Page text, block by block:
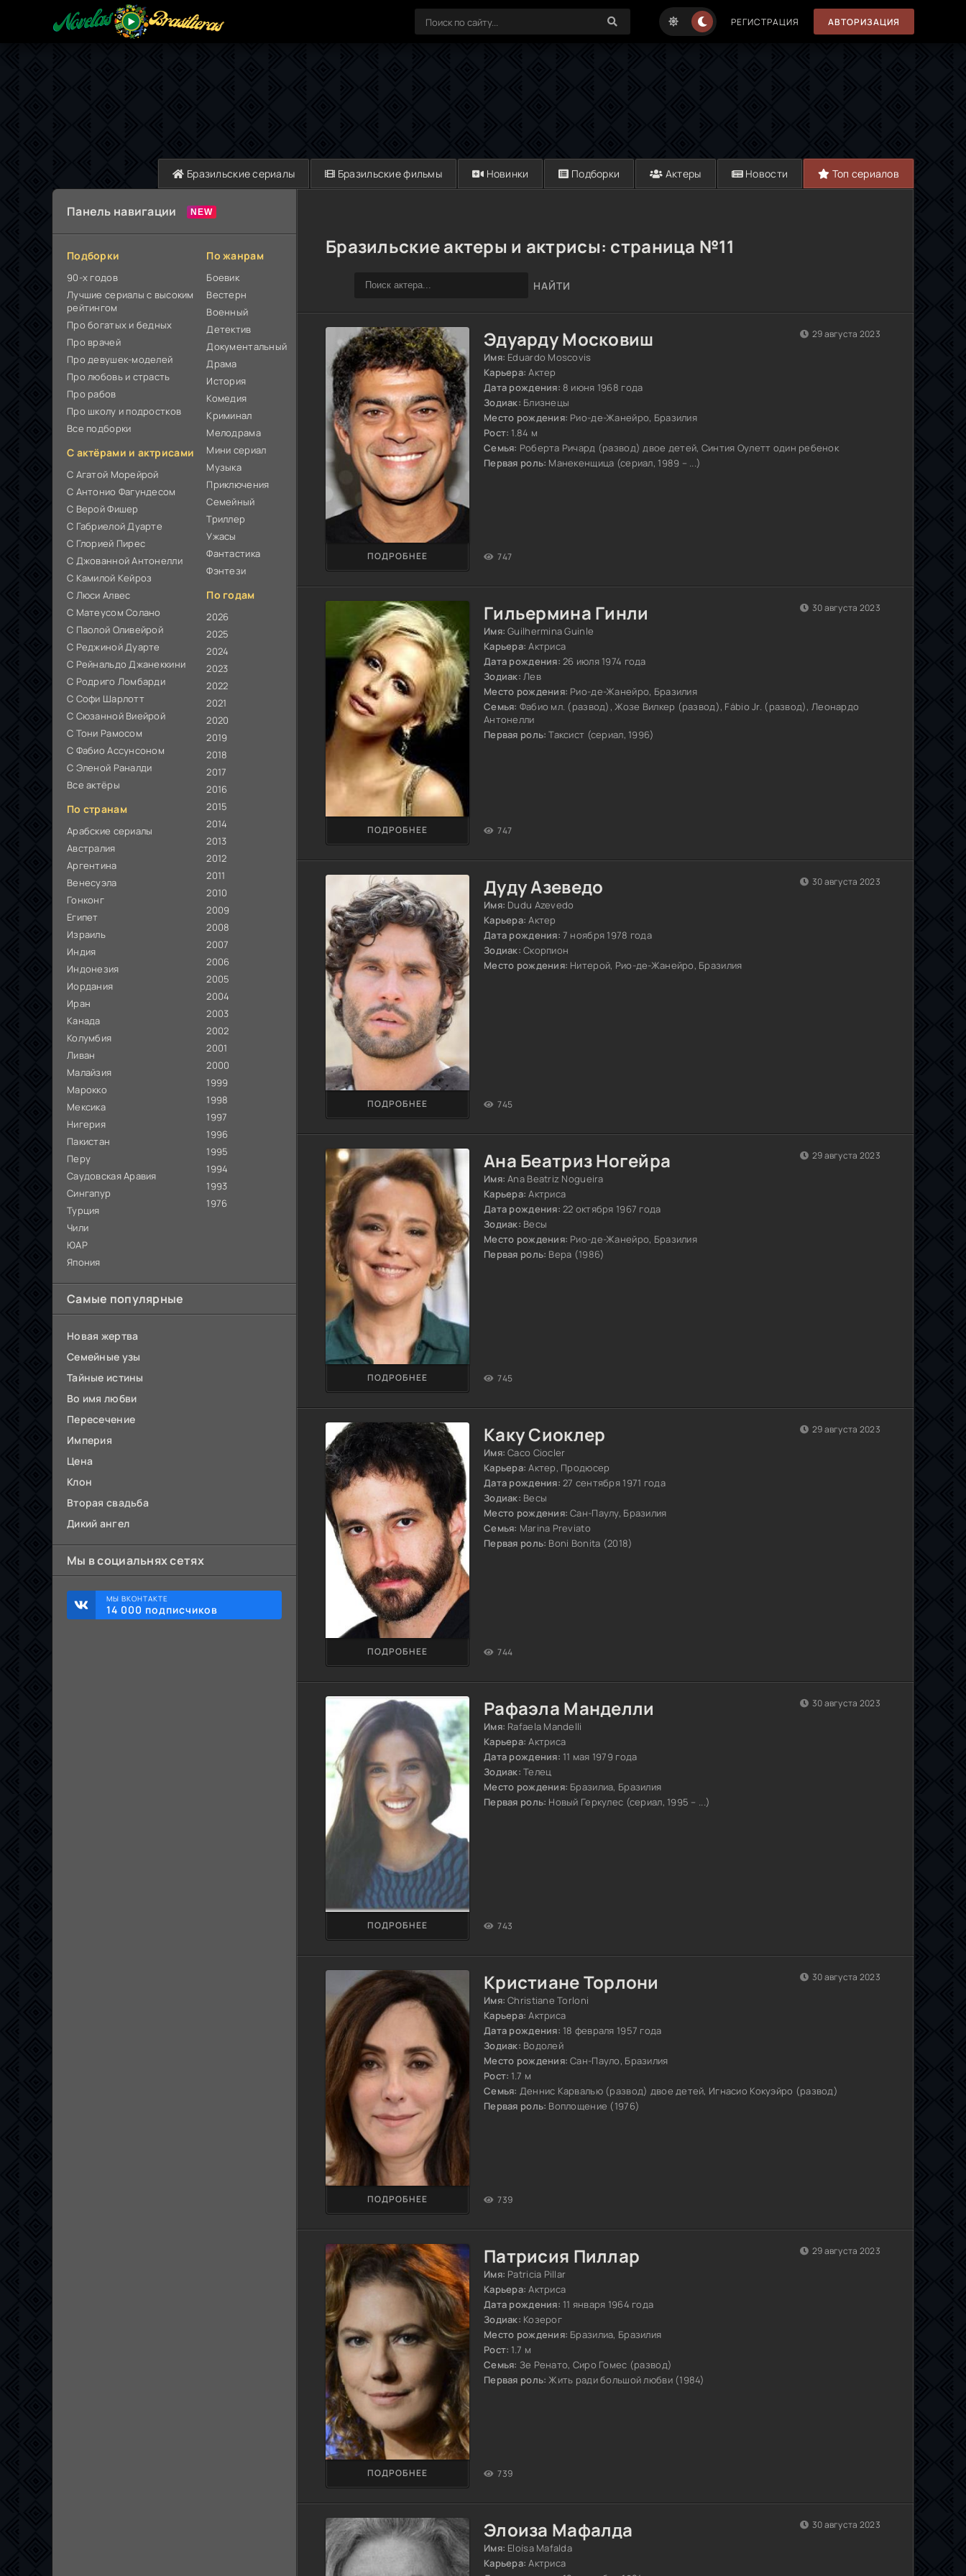
РЕГИСТРАЦИЯ АВТОРИЗАЦИЯ
Бразильские сериалы Бразильские фильмы Новинки Подборки Актеры Новости Топ сериалов
Панель навигации
Подборки
90-х годов
Лучшие сериалы с высоким
рейтингом
Про богатых и бедных
Про врачей
Про девушек-моделей
Про любовь и страсть
Про рабов
Про школу и подростков
Все подборки
С актёрами и актрисами
С Агатой Морейрой
С Антонио Фагундесом
С Верой Фишер
С Габриелой Дуарте
С Глорией Пирес
С Джованной Антонелли
С Камилой Кейроз
С Люси Алвес
С Матеусом Солано
С Паолой Оливейрой
С Реджиной Дуарте
С Рейнальдо Джанеккини
С Родриго Ломбарди
С Софи Шарлотт
С Сюзанной Виейрой
С Тони Рамосом
С Фабио Ассунсоном
С Эленой Раналди
Все актёры
По странам
Арабские сериалы
Австралия
Аргентина
Венесуэла
Гонконг
Египет
Израиль
Индия
Индонезия
Иордания
Иран
Канада
Колумбия
Ливан
Малайзия
Марокко
Мексика
Нигерия
Пакистан
Перу
Саудовская Аравия
Сингапур
Турция
Чили
ЮАР
Япония
По жанрам
Боевик
Вестерн
Военный
Детектив
Документальный
Драма
История
Комедия
Криминал
Мелодрама
Мини сериал
Музыка
Приключения
Семейный
Триллер
Ужасы
Фантастика
Фэнтези
По годам
2026
2025
2024
2023
2022
2021
2020
2019
2018
2017
2016
2015
2014
2013
2012
2011
2010
2009
2008
2007
2006
2005
2004
2003
2002
2001
2000
1999
1998
1997
1996
1995
1994
1993
1976
Самые популярные
Новая жертва
Семейные узы
Тайные истины
Во имя любви
Пересечение
Империя
Цена
Клон
Вторая свадьба
Дикий ангел
Мы в социальнях сетях
МЫ ВКОНТАКТЕ
14 000 подписчиков
Бразильские актеры и актрисы: страница №11
НАЙТИ
Эдуарду Московиш
Имя: Eduardo Moscovis
Карьера: Актер
Дата рождения: 8 июня 1968 года
Зодиак: Близнецы
Место рождения: Рио-де-Жанейро, Бразилия
Рост: 1.84 м
Семья: Роберта Ричард (развод) двое детей, Синтия Оулетт один ребенок
Первая роль: Манекенщица (сериал, 1989 – ...)
ПОДРОБНЕЕ 747
29 августа 2023
Гильермина Гинли
Имя: Guilhermina Guinle
Карьера: Актриса
Дата рождения: 26 июля 1974 года
Зодиак: Лев
Место рождения: Рио-де-Жанейро, Бразилия
Семья: Фабио мл. (развод), Жозе Вилкер (развод), Fábio Jr. (развод), Леонардо
Антонелли
Первая роль: Таксист (сериал, 1996)
ПОДРОБНЕЕ 747
30 августа 2023
Дуду Азеведо
Имя: Dudu Azevedo
Карьера: Актер
Дата рождения: 7 ноября 1978 года
Зодиак: Скорпион
Место рождения: Нитерой, Рио-де-Жанейро, Бразилия
ПОДРОБНЕЕ 745
30 августа 2023
Ана Беатриз Ногейра
Имя: Ana Beatriz Nogueira
Карьера: Актриса
Дата рождения: 22 октября 1967 года
Зодиак: Весы
Место рождения: Рио-де-Жанейро, Бразилия
Первая роль: Вера (1986)
ПОДРОБНЕЕ 745
29 августа 2023
Каку Сиоклер
Имя: Caco Ciocler
Карьера: Актер, Продюсер
Дата рождения: 27 сентября 1971 года
Зодиак: Весы
Место рождения: Сан-Паулу, Бразилия
Семья: Marina Previato
Первая роль: Boni Bonita (2018)
ПОДРОБНЕЕ 744
29 августа 2023
Рафаэла Манделли
Имя: Rafaela Mandelli
Карьера: Актриса
Дата рождения: 11 мая 1979 года
Зодиак: Телец
Место рождения: Бразилиа, Бразилия
Первая роль: Новый Геркулес (сериал, 1995 – ...)
ПОДРОБНЕЕ 743
30 августа 2023
Кристиане Торлони
Имя: Christiane Torloni
Карьера: Актриса
Дата рождения: 18 февраля 1957 года
Зодиак: Водолей
Место рождения: Сан-Пауло, Бразилия
Рост: 1.7 м
Семья: Деннис Карвалью (развод) двое детей, Игнасио Кокуэйро (развод)
Первая роль: Воплощение (1976)
ПОДРОБНЕЕ 739
30 августа 2023
Патрисия Пиллар
Имя: Patricia Pillar
Карьера: Актриса
Дата рождения: 11 января 1964 года
Зодиак: Козерог
Место рождения: Бразилиа, Бразилия
Рост: 1.7 м
Семья: Зе Ренато, Сиро Гомес (развод)
Первая роль: Жить ради большой любви (1984)
ПОДРОБНЕЕ 739
29 августа 2023
Элоиза Мафалда
Имя: Eloísa Mafalda
Карьера: Актриса
30 августа 2023